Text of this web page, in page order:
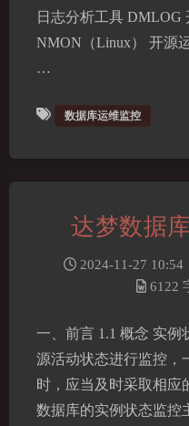
日志分析工具 DMLOG
NMON（Linux） 开源
…
数据库运维监控
达梦数据
2024-11-27 10:54
6122
一、前言 1.1 概念 实
源活动状态进行监控，
时，应当及时采取相应
数据库的实例状态监控